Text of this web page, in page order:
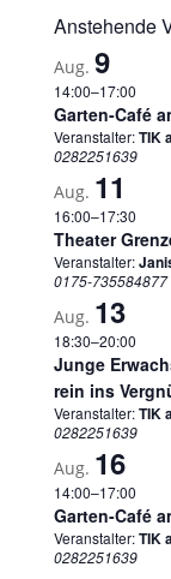
Anstehende
Aug. 9
14:00–17:00
Garten-Café
Veranstalter:TIK
0282251639
Aug. 11
16:00–17:30
Theater
Veranstalter:
0175-735584877
Aug. 13
18:30–20:00
Junge
rein ins
Veranstalter:TIK
0282251639
Aug. 16
14:00–17:00
Garten-Café
Veranstalter:TIK
0282251639